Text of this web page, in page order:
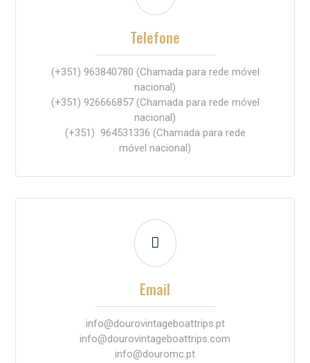
Telefone
(+351) 963840780 (Chamada para rede móvel
nacional)
(+351) 926666857 (Chamada para rede móvel
nacional)
(+351) 964531336 (Chamada para rede
móvel nacional)

Email
info@dourovintageboattrips.pt
info@dourovintageboattrips.com
info@douromc.pt